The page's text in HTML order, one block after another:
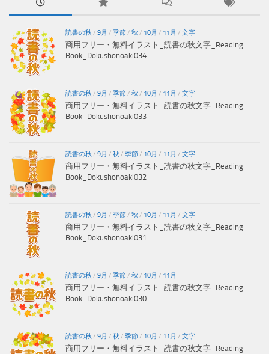
読書の秋 / 9月 / 季節/ 秋 / 10月 / 11月 / 文字
商用フリー・無料イラスト_読書の秋文字_Reading
Book_Dokushonoaki034
読書の秋 / 9月 / 季節/ 秋 / 10月 / 11月 / 文字
商用フリー・無料イラスト_読書の秋文字_Reading
Book_Dokushonoaki033
読書の秋 / 9月 / 秋 / 季節/ 10月 / 11月 / 文字
商用フリー・無料イラスト_読書の秋文字_Reading
Book_Dokushonoaki032
読書の秋 / 9月 / 季節/ 秋 / 10月 / 11月 / 文字
商用フリー・無料イラスト_読書の秋文字_Reading
Book_Dokushonoaki031
読書の秋 / 9月 / 季節/ 秋 / 10月 / 11月
商用フリー・無料イラスト_読書の秋文字_Reading
Book_Dokushonoaki030
読書の秋 / 9月 / 秋 / 季節/ 10月 / 11月 / 文字
商用フリー・無料イラスト_読書の秋文字_Reading